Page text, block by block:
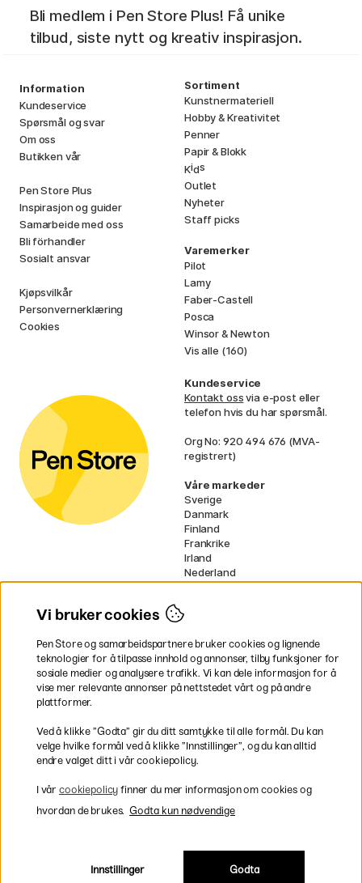
Bli medlem i Pen Store Plus! Få unike
tilbud, siste nytt og kreativ inspirasjon.
Information
Kundeservice
Spørsmål og svar
Om oss
Butikken vår
Pen Store Plus
Inspirasjon og guider
Samarbeide med oss
Bli förhandler
Sosialt ansvar
Kjøpsvilkår
Personvernerklæring
Cookies
Sortiment
Kunstnermateriell
Hobby & Kreativitet
Penner
Papir & Blokk
Kids
Outlet
Nyheter
Staff picks
Varemerker
Pilot
Lamy
Faber-Castell
Posca
Winsor & Newton
Vis alle (160)
Kundeservice
Kontakt ossvia e-post eller
telefon hvis du har spørsmål.
Org No: 920 494 676 (MVA-
registrert)
Våre markeder
Sverige
Danmark
Finland
Frankrike
Irland
Nederland
Tyskland
* Spesifikkefraktvilkårgjelder for
voluminøse varer.
Rask og smidig levering
Inkl. moms
Vi bruker cookies
Pen Store og samarbeidspartnere bruker cookies og lignende
teknologier for å tilpasse innhold og annonser, tilby funksjoner for
sosiale medier og analysere trafikk. Vi kan dele informasjon for å
vise mer relevante annonser på nettstedet vårt og på andre
plattformer.
Ved å klikke ”Godta” gir du ditt samtykke til alle formål. Du kan
velge hvilke formål ved å klikke ”Innstillinger”, og du kan alltid
endre valget ditt i vår cookiepolicy.
I vår cookiepolicy finner du mer informasjon om cookies og
hvordan de brukes. Godta kun nødvendige
Innstillinger Godta